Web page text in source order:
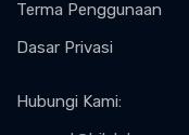
Terma Penggunaan
Dasar Privasi
Hubungi Kami: